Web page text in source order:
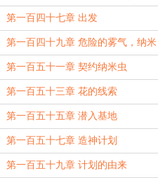
第一百四十七章 出发
第一百四十九章 危险的雾气，纳米
虫？
第一百五十一章 契约纳米虫
第一百五十三章 花的线索
第一百五十五章 潜入基地
第一百五十七章 造神计划
第一百五十九章 计划的由来